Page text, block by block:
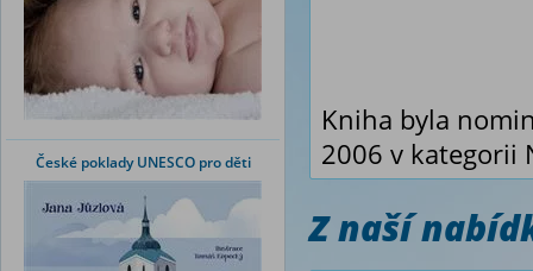
České poklady UNESCO pro děti
Kniha byla
2006 v kategorii
Z naší